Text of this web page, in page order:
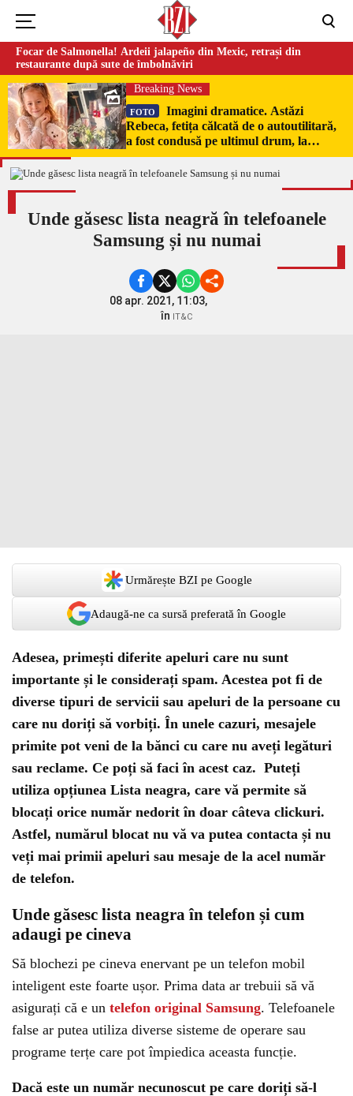
Focar de Salmonella! Ardeii jalapeño din Mexic, retrași din
restaurante după sute de îmbolnăviri
Breaking News
FOTO
Imagini dramatice. Astăzi
Rebeca, fetița călcată de o autoutilitară,
a fost condusă pe ultimul drum, la
Poduri. În sicriul alb al micuței au fost
puși pumni de bani și jucării –
Unde găsesc lista neagră în telefoanele
Samsung și nu numai
08 apr. 2021, 11:03,
în IT&C
Urmărește BZI pe Google
Adaugă-ne ca sursă preferată în Google
Adesea, primești diferite apeluri care nu sunt
importante și le considerați spam. Acestea pot fi de
diverse tipuri de servicii sau apeluri de la persoane cu
care nu doriți să vorbiți. În unele cazuri, mesajele
primite pot veni de la bănci cu care nu aveți legături
sau reclame. Ce poți să faci în acest caz. Puteți
utiliza opțiunea Lista neagra, care vă permite să
blocați orice număr nedorit în doar câteva clickuri.
Astfel, numărul blocat nu vă va putea contacta și nu
veți mai primii apeluri sau mesaje de la acel număr
de telefon.
Unde găsesc lista neagra în telefon și cum
adaugi pe cineva
Să blochezi pe cineva enervant pe un telefon mobil
inteligent este foarte ușor. Prima data ar trebuii să vă
asigurați că e un telefon original Samsung. Telefoanele
false ar putea utiliza diverse sisteme de operare sau
programe terțe care pot împiedica aceasta funcție.
Dacă este un număr necunoscut pe care doriți să-l